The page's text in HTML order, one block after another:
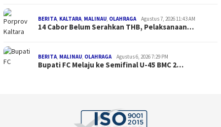
BERITA KALTARA MALINAU OLAHRAGA Agustus 7, 2026 11:43 AM
14 Cabor Belum Serahkan THB, Pelaksanaan…
BERITA MALINAU OLAHRAGA Agustus 6, 2026 7:29 PM
Bupati FC Melaju ke Semifinal U-45 BMC 2…